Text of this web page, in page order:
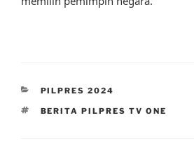
CATEGORIES
PILPRES 2024
TAGS
BERITA PILPRES TV ONE